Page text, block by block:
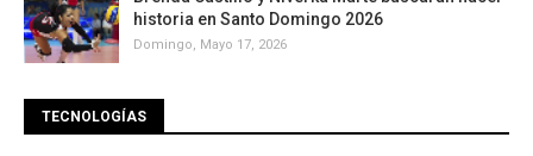
historia en Santo Domingo 2026
Domingo, Mayo 17, 2026
TECNOLOGÍAS